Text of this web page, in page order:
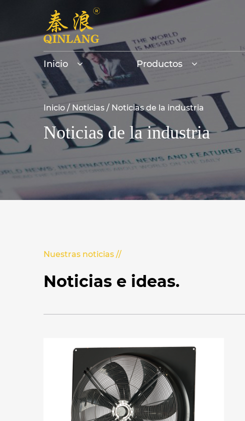
Inicio Productos
Inicio / Noticias / Noticias de la industria
Noticias de la industria
Nuestras noticias //
Noticias e ideas.